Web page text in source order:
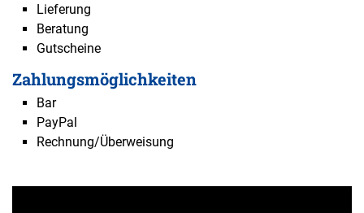
Lieferung
Beratung
Gutscheine
Zahlungsmöglichkeiten
Bar
PayPal
Rechnung/Überweisung